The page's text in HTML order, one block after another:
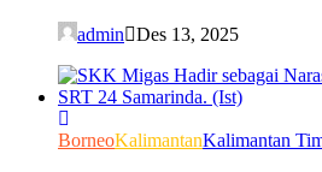
admin Des 13, 2025
BorneoKalimantanKalimantan